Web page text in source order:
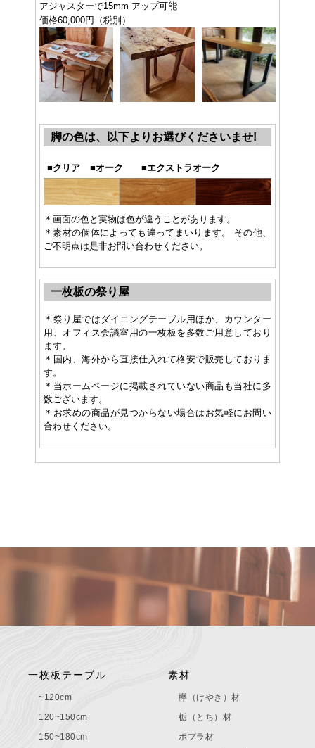
アジャスターで15mm アップ可能
価格60,000円（税別）
脚の色は、以下よりお選びくださいませ!
■クリア ■オーク ■エクストラオーク
＊画面の色と実物は色が違うことがあります。
＊素材の個体によっても違ってまいります。 その他、
ご不明点は是非お問い合わせください。
一枚板の祭り屋
＊祭り屋ではダイニングテーブル用ほか、カウンター
用、オフィス会議室用の一枚板を多数ご用意しており
ます。
＊国内、海外から直接仕入れて格安で販売しておりま
す。
＊当ホームページに掲載されていない商品も当社に多
数ございます。
＊お求めの商品が見つからない場合はお気軽にお問い
合わせください。
一枚板テーブル
~120cm
120~150cm
150~180cm
素材
欅（けやき）材
栃（とち）材
ポプラ材